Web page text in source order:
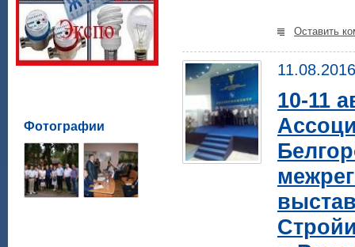
Фотографии
Оставить
11.08.2016
10-11